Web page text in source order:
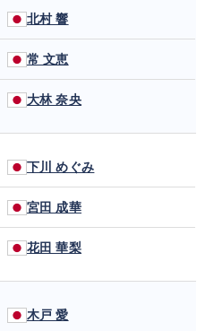
北村 響
常 文恵
大林 奈央
下川 めぐみ
宮田 成華
花田 華梨
木戸 愛